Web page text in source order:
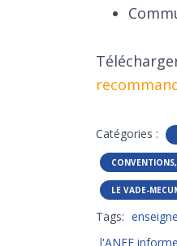
Catégories :
LE VADE-
Tags:
l'ANEF informe